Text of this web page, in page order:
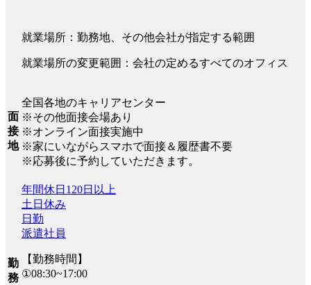
就業場所：勤務地、その他会社が指定する範囲
就業場所の変更範囲：会社の定めるすべてのオフィス
面
接
地
全国各地のキャリアセンター
※その他面接会場あり
※オンライン面接実施中
※家にいながらスマホで面接＆履歴書不要
※応募後に予約していただきます。
勤
務
年間休日120日以上
土日休み
日勤
派遣社員
【勤務時間】
①08:30~17:00